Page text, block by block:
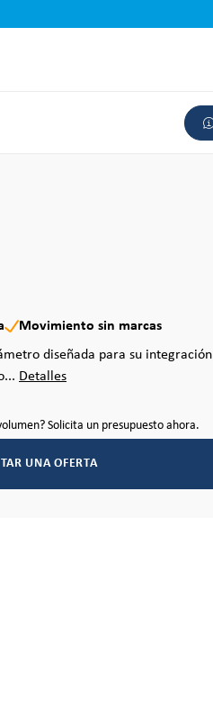
Movimiento sin marcas
diseñada para su integración
Detalles
Solicita un presupuesto ahora.
UNA OFERTA